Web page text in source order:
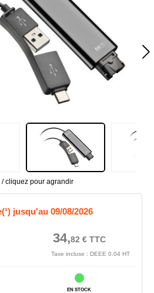
/ cliquez pour agrandir
jusqu'au 09/08/2026
34,82 €TTC
Taxe incluse : DEEE 0.04 HT
EN STOCK